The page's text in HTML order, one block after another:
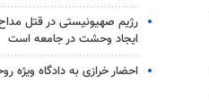
رژیم صهیونیستی در قتل
ایجاد وحشت در جامعه است
احضار خرازی به دادگاه ویژه